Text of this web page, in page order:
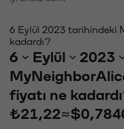
6 Eylül 2023 tarihindeki
kadardı?
6 Eylül 2023
fiyatı ne
₺21,22≈